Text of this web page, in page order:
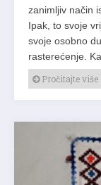
zanimljiv način
Ipak, to svoje
svoje osobno
rasterećenje.
Pročitajte više